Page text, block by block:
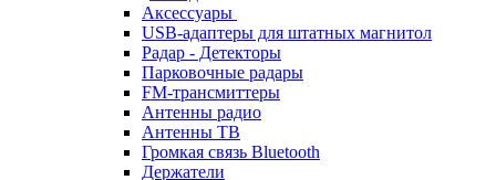
Аксессуары
USB-адаптеры для штатных магнитол
Радар - Детекторы
Парковочные радары
FM-трансмиттеры
Антенны радио
Антенны ТВ
Громкая связь Bluetooth
Держатели